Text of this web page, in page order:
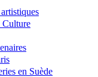
Culture
en Suède